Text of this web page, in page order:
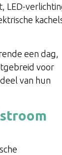
LED-
een dag,
voor
van hun